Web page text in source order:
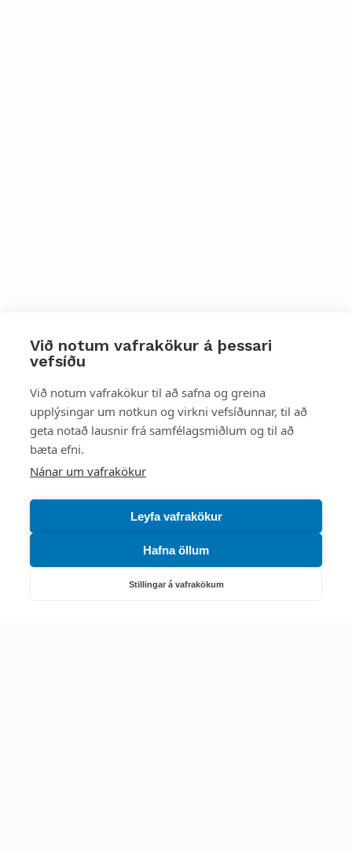
Við notum vafrakökur á þessari
vefsíðu
Við notum vafrakökur til að safna og greina
upplýsingar um notkun og virkni vefsíðunnar, til að
geta notað lausnir frá samfélagsmiðlum og til að
bæta efni.
Nánar um vafrakökur
Leyfa vafrakökur
Hafna öllum
Stillingar á vafrakökum
Styttu þér leið
Mest skoðað
Starfsstöðvar
Náttúruverndarstofnun
Veiðimál, friðlýst svæði, landvarsla og náttúruvernd